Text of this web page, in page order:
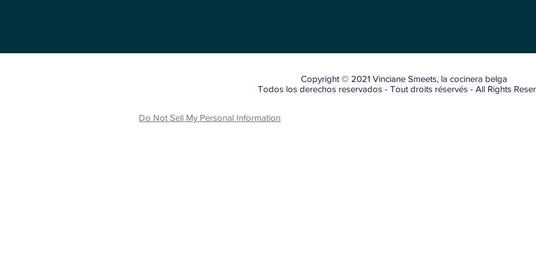
Copyright © 2021 Vinciane Smeets, la cocinera belga
Todos los derechos reservados - Tout droits réservés - All Rights
Do Not Sell My Personal Information